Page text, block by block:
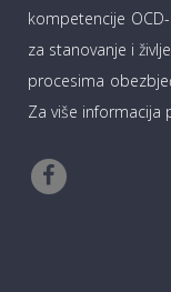
kompetencije
za stanovanje i
procesima
Za više informacija